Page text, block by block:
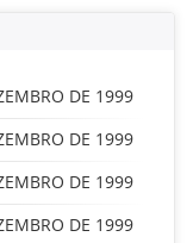
DE 1999
DE 1999
DE 1999
DE 1999